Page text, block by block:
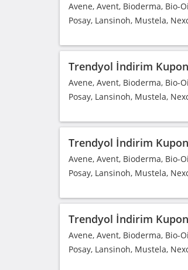
Avene, Avent, Bioderma, Bio-
Posay, Lansinoh, Mustela,
Trendyol İndirim
Avene, Avent, Bioderma, Bio-
Posay, Lansinoh, Mustela,
Trendyol İndirim
Avene, Avent, Bioderma, Bio-
Posay, Lansinoh, Mustela,
Trendyol İndirim
Avene, Avent, Bioderma, Bio-
Posay, Lansinoh, Mustela,